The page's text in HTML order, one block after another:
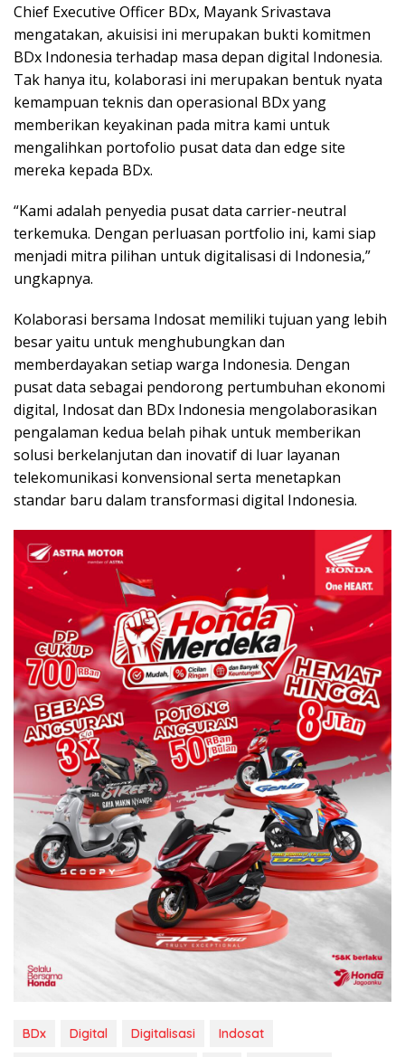
Chief Executive Officer BDx, Mayank Srivastava
mengatakan, akuisisi ini merupakan bukti komitmen
BDx Indonesia terhadap masa depan digital Indonesia.
Tak hanya itu, kolaborasi ini merupakan bentuk nyata
kemampuan teknis dan operasional BDx yang
memberikan keyakinan pada mitra kami untuk
mengalihkan portofolio pusat data dan edge site
mereka kepada BDx.
“Kami adalah penyedia pusat data carrier-neutral
terkemuka. Dengan perluasan portfolio ini, kami siap
menjadi mitra pilihan untuk digitalisasi di Indonesia,”
ungkapnya.
Kolaborasi bersama Indosat memiliki tujuan yang lebih
besar yaitu untuk menghubungkan dan
memberdayakan setiap warga Indonesia. Dengan
pusat data sebagai pendorong pertumbuhan ekonomi
digital, Indosat dan BDx Indonesia mengolaborasikan
pengalaman kedua belah pihak untuk memberikan
solusi berkelanjutan dan inovatif di luar layanan
telekomunikasi konvensional serta menetapkan
standar baru dalam transformasi digital Indonesia.
BDx Digital Digitalisasi Indosat